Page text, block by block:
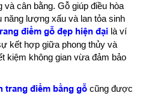
cân bằng. Gỗ giúp điều hòa
năng lượng xấu và lan tỏa sinh
điểm gỗ đẹp hiện đại là ví
kết hợp giữa phong thủy và
kiệm không gian vừa đảm bảo
trang điểm bằng gỗ cũng được